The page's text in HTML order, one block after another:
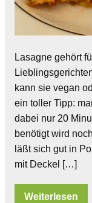
Lasagne gehört
kann sie vegan
ein toller Tipp:
dabei nur 20
benötigt wird
läßt sich gut in
mit Deckel […]
Weiterlesen